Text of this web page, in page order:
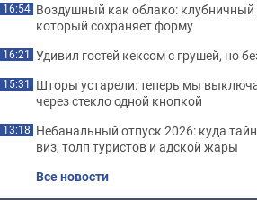
16:54 Воздушный как облако:
который сохраняет форму
16:21 Удивил гостей кексом с грушей, но
15:31 Шторы устарели: теперь мы
через стекло одной кнопкой
13:18 Небанальный отпуск 2026: куда
виз, толп туристов и адской жары
Все новости